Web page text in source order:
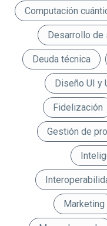
Computación
Desarrollo de
Deuda técnica
Diseño UI y
Fidelización
Gestión de
Marketing